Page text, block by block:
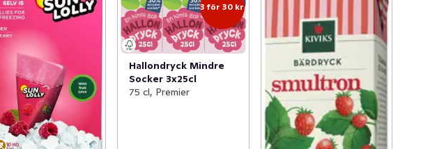
3 för 30 kr
Hallondryck Mindre
Socker 3x25cl
75 cl, Premier